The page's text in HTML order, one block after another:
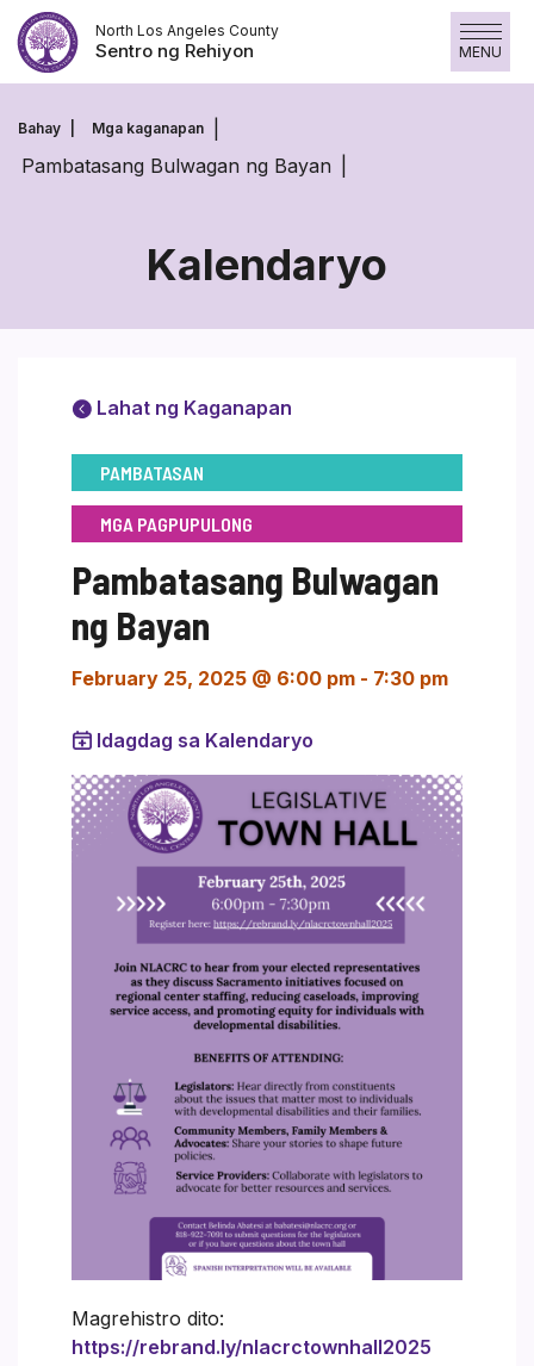
Laktawan
ang
nilalaman
North Los Angeles County
Sentro ng Rehiyon MENU
Bahay Mga kaganapan
Pambatasang Bulwagan ng Bayan
Kalendaryo
Lahat ng Kaganapan
PAMBATASAN
MGA PAGPUPULONG
Pambatasang Bulwagan
ng Bayan
February 25, 2025 @ 6:00 pm - 7:30 pm
Idagdag sa Kalendaryo
Magrehistro dito:
https://rebrand.ly/nlacrctownhall2025